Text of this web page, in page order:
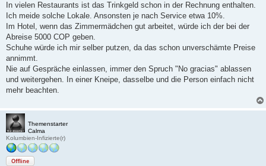
In vielen Restaurants ist das Trinkgeld schon in der Rechnung enthalten.
Ich meide solche Lokale. Ansonsten je nach Service etwa 10%.
Im Hotel, wenn das Zimmermädchen gut arbeitet, würde ich der bei der
Abreise 5000 COP geben.
Schuhe würde ich mir selber putzen, da das schon unverschämte Preise
annimmt.
Nie auf Gespräche einlassen, immer den Spruch "No gracias" ablassen
und weitergehen. In einer Kneipe, dasselbe und die Person einfach nicht
mehr beachten.
Themenstarter
Calma
Kolumbien-Infizierte(r)
Offline